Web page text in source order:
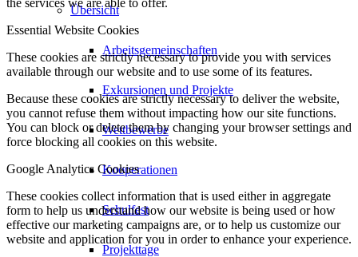
Übersicht
Arbeitsgemeinschaften
Exkursionen und Projekte
Wettbewerbe
Kooperationen
Schulfest
Projekttage
the services we are able to offer.
Essential Website Cookies
These cookies are strictly necessary to provide you with services
available through our website and to use some of its features.
Because these cookies are strictly necessary to deliver the website,
you cannot refuse them without impacting how our site functions.
You can block or delete them by changing your browser settings and
force blocking all cookies on this website.
Google Analytics Cookies
These cookies collect information that is used either in aggregate
form to help us understand how our website is being used or how
effective our marketing campaigns are, or to help us customize our
website and application for you in order to enhance your experience.